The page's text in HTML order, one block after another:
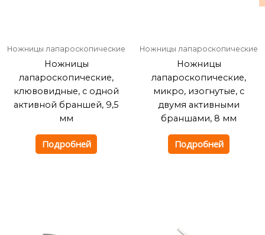
Ножницы лапароскопические
Ножницы
лапароскопические,
клювовидные, с одной
активной браншей, 9,5
мм
Подробней
Ножницы лапароскопические
Ножницы
лапароскопические,
микро, изогнутые, с
двумя активными
браншами, 8 мм
Подробней